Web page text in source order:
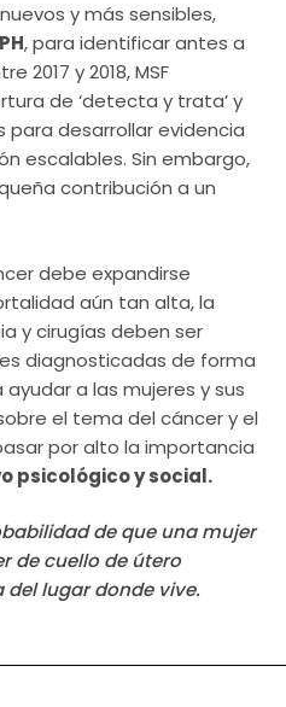
y más sensibles,
, para identificar antes a
2017 y 2018, MSF
de ‘detecta y trata’ y
desarrollar evidencia
escalables. Sin embargo,
contribución a un
debe expandirse
aún tan alta, la
y cirugías deben ser
diagnosticadas de forma
a las mujeres y sus
el tema del cáncer y el
por alto la importancia
psicológico y social.
de que una mujer
de cuello de útero
lugar donde vive.